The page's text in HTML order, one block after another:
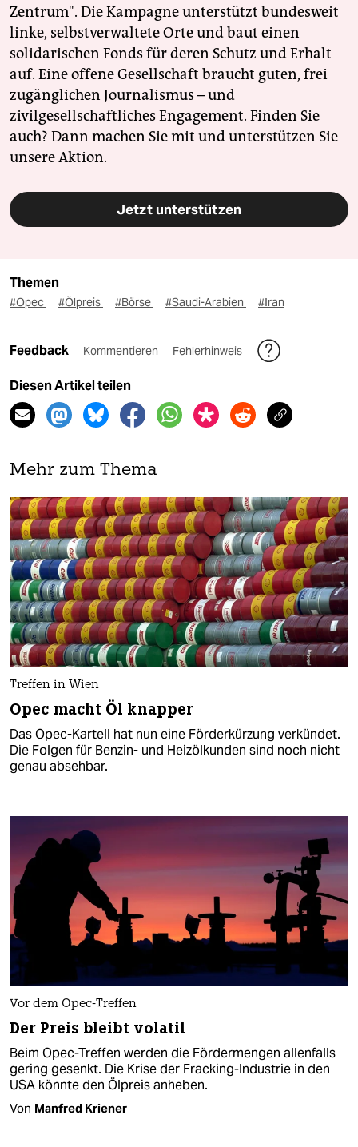
Zentrum". Die Kampagne unterstützt bundesweit
linke, selbstverwaltete Orte und baut einen
solidarischen Fonds für deren Schutz und Erhalt
auf. Eine offene Gesellschaft braucht guten, frei
zugänglichen Journalismus – und
zivilgesellschaftliches Engagement. Finden Sie
auch? Dann machen Sie mit und unterstützen Sie
unsere Aktion.
Jetzt unterstützen
Themen
#Opec #Ölpreis #Börse #Saudi-Arabien #Iran
Feedback Kommentieren Fehlerhinweis
Diesen Artikel teilen
Mehr zum Thema
Treffen in Wien
Opec macht Öl knapper
Das Opec-Kartell hat nun eine Förderkürzung verkündet.
Die Folgen für Benzin- und Heizölkunden sind noch nicht
genau absehbar.
Vor dem Opec-Treffen
Der Preis bleibt volatil
Beim Opec-Treffen werden die Fördermengen allenfalls
gering gesenkt. Die Krise der Fracking-Industrie in den
USA könnte den Ölpreis anheben.
Von Manfred Kriener